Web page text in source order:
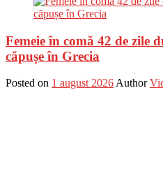
Femeie în comă 42 de zile
căpușe în Grecia
Posted on 1 august 2026 Author